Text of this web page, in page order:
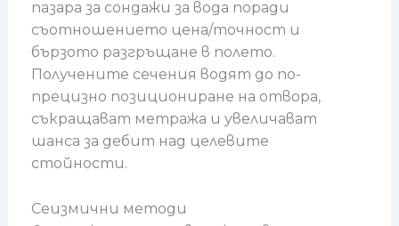
пазара за сондажи за вода поради
съотношението цена/точност и
бързото разгръщане в полето.
Получените сечения водят до по-
прецизно позициониране на отвора,
съкращават метража и увеличават
шанса за дебит над целевите
стойности.
Сеизмични методи